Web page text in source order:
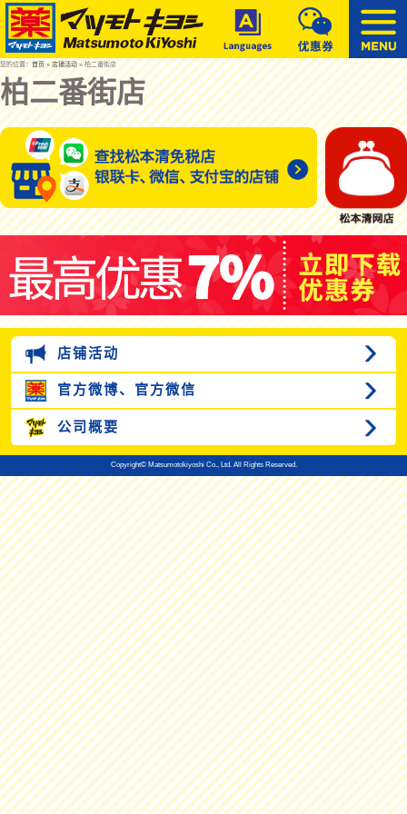
您的位置：首页»店铺活动» 柏二番街店
柏二番街店
店铺活动
官方微博、 官方微信
公司概要
Copyright© Matsumotokiyoshi Co., Ltd. All Rights Reserved.